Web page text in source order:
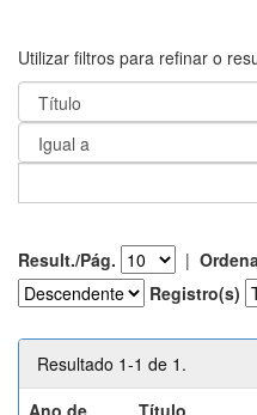
Utilizar filtros para refinar o
Result./Pág. |
Registro(s)
Resultado 1-1 de 1.
Ano de
Título